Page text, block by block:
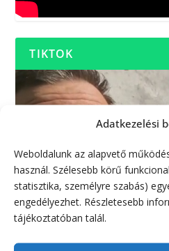
Adatkezelési
Weboldalunk az alapvető
használ. Szélesebb körű
statisztika, személyre szabás)
engedélyezhet. Részletesebb
tájékoztatóban talál.
TIKTOK